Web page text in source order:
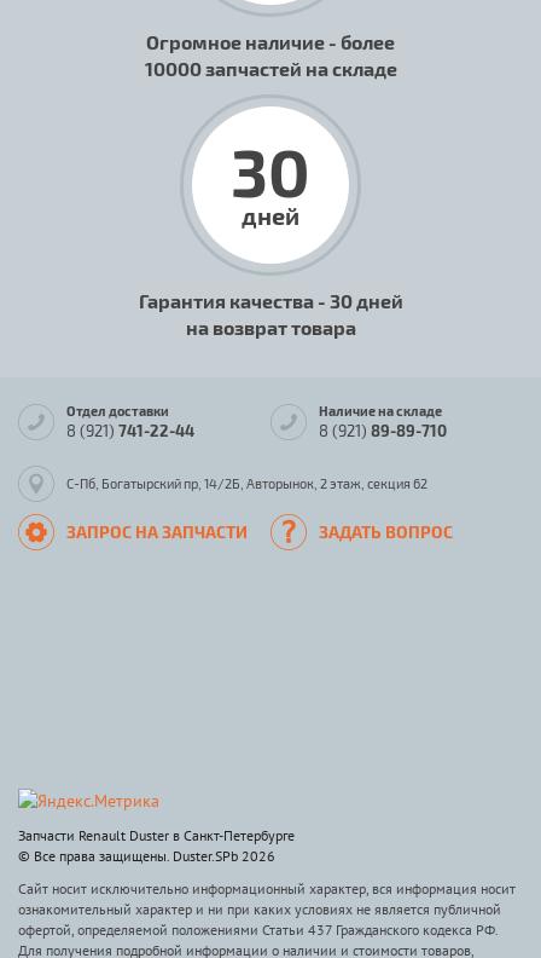
Огромное наличие - более
10000 запчастей на складе
30
дней
Гарантия качества - 30 дней
на возврат товара
Отдел доставки
8 (921) 741-22-44
Наличие на складе
8 (921) 89-89-710
С-Пб, Богатырский пр, 14/2Б, Авторынок, 2 этаж, секция 62
ЗАПРОС НА ЗАПЧАСТИ ЗАДАТЬ ВОПРОС
Запчасти Renault Duster в Санкт-Петербурге
© Все права защищены. Duster.SPb 2026
Сайт носит исключительно информационный характер, вся информация носит
ознакомительный характер и ни при каких условиях не является публичной
офертой, определяемой положениями Статьи 437 Гражданского кодекса РФ.
Для получения подробной информации о наличии и стоимости товаров,